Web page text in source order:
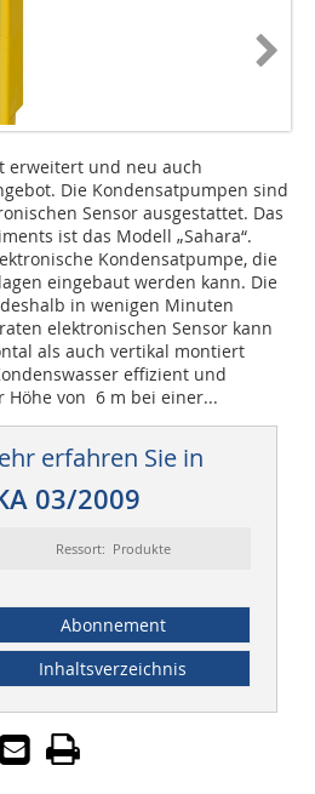
erweitert und neu auch
Die Kondensatpumpen sind
Sensor ausgestattet. Das
ist das Modell „Sahara“.
Kondensatpumpe, die
eingebaut werden kann. Die
in wenigen Minuten
elektronischen Sensor kann
als auch vertikal montiert
effizient und
Höhe von 6 m bei einer...
erfahren Sie in
03/2009
Ressort: Produkte
Abonnement
Inhaltsverzeichnis